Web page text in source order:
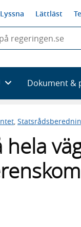
Lyssna Lättläst
Dokument &